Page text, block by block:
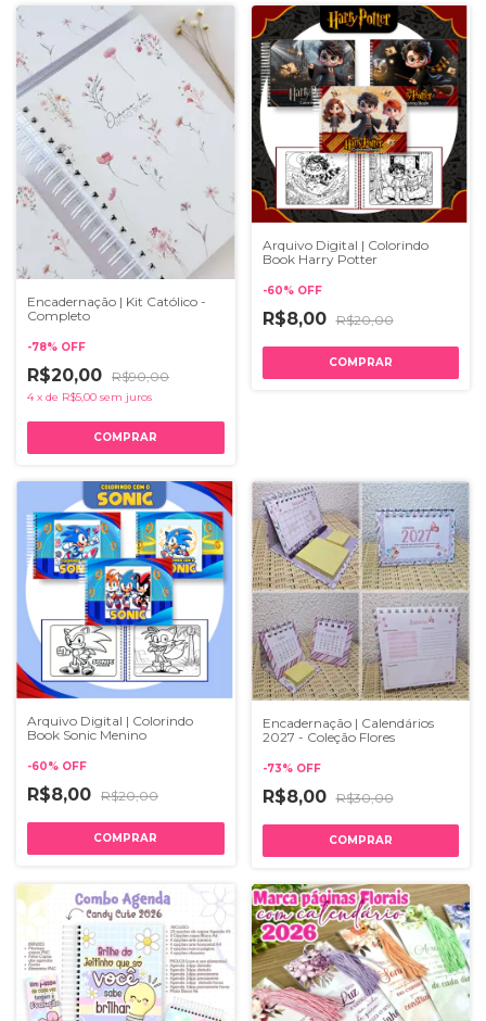
Encadernação | Kit Católico -
Completo
-78% OFF
R$20,00 R$90,00
4 x de R$5,00 sem juros
Arquivo Digital | Colorindo
Book Harry Potter
-60% OFF
R$8,00 R$20,00
Arquivo Digital | Colorindo
Book Sonic Menino
-60% OFF
R$8,00 R$20,00
Encadernação | Calendários
2027 - Coleção Flores
-73% OFF
R$8,00 R$30,00